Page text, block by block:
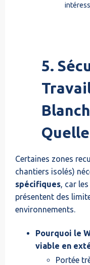
5.
Certaines zones
chantiers isolés)
spécifiques, car
présentent des
environnements.
Pourquoi le
viable en
Portée